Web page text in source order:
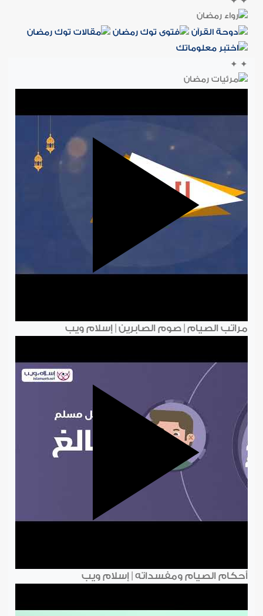
✦
✦
مراتب الصيام | صوم الصابرين | إسلام ويب
أحكام الصيام ومفسداته | إسلام ويب